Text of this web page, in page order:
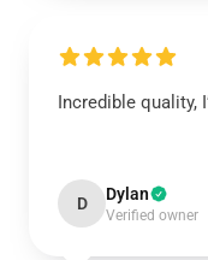
Incredible quality,
D Dylan
Verified owner